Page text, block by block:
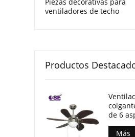
Piezas decorativas para
ventiladores de techo
Productos
de 6
Más